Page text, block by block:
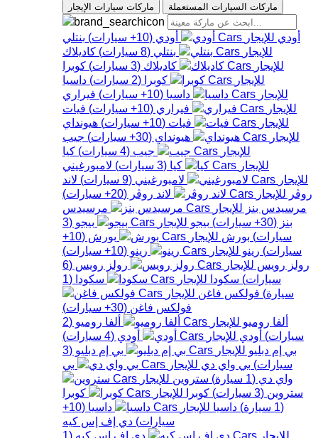
ماركات سيارات الإيجار ماركات السيارات المستعملة
أودي أودي (
10+ سيارات) بنتلي
بنتلي (
8 سيارات) كاديلاك
كاديلاك (
3 سيارات) كوبرا
كوبرا (
2 سيارات) داسيا
داسيا (
10+ سيارات) فيراري
فيراري (
10+ سيارات) فيات
فيات (
10+ سيارات) هيونداي
هيونداي (
30+ سيارات) جيب
جيب (
4 سيارات) كيا
كيا (
3 سيارات) لامبورغيني
لامبورغيني (
9 سيارات) لاند
روڤر
لاند روڤر (
20+ سيارات)
مرسيدس بنز
مرسيدس
بنز (
30+ سيارات) بيجو بيجو (
3
سيارات) بورش بورش (
10+
سيارات) رينو رينو (
10+ سيارات)
رولز رويس
رولز رويس (
6
سيارات) سكودا سكودا (
1
سيارة) فولكس فاغن
فولكس فاغن (
30+ سيارات)
ألفا روميو
ألفا روميو (
2
سيارات) أودي أودي (
4 سيارات)
بي إم دبليو
بي إم دبليو (
3
سيارات) بي واي دي
بي
واي دي (
1 سيارة) ستروين
ستروين (
3 سيارات) كوبرا
كوبرا
(
1 سيارة) داسيا داسيا (
10+
سيارات) دي إف إس كيه